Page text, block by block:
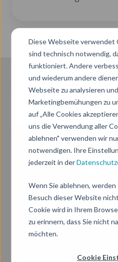
Diese Webseite verwendet
sind technisch notwendig,
funktioniert. Andere
und wiederum andere
Webseite zu analysieren
Marketingbemühungen zu
auf „Alle Cookies
uns die Verwendung aller
ablehnen" verwenden wir
notwendigen. Ihre
jederzeit in der
Wenn Sie ablehnen,
Besuch dieser Website
Cookie wird in Ihrem
zu erinnern, dass Sie nicht
möchten.
Cookie
Optimierte
und